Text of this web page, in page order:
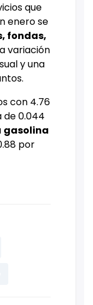
que
enero se
fondas,
variación
y una
con 4.76
de 0.044
gasolina
por